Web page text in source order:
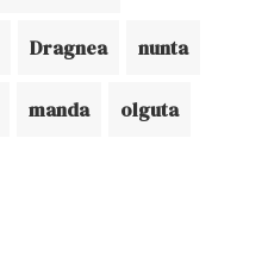
Dragnea nunta
manda olguta